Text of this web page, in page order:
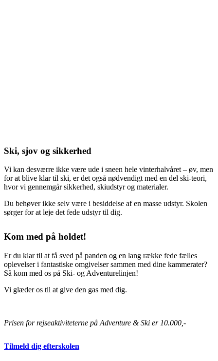
Ski, sjov og sikkerhed
Vi kan desværre ikke være ude i sneen hele vinterhalvåret – øv, men
for at blive klar til ski, er det også nødvendigt med en del ski-teori,
hvor vi gennemgår sikkerhed, skiudstyr og materialer.
Du behøver ikke selv være i besiddelse af en masse udstyr. Skolen
sørger for at leje det fede udstyr til dig.
Kom med på holdet!
Er du klar til at få sved på panden og en lang række fede fælles
oplevelser i fantastiske omgivelser sammen med dine kammerater?
Så kom med os på Ski- og Adventurelinjen!
Vi glæder os til at give den gas med dig.
Prisen for rejseaktiviteterne på Adventure & Ski er 10.000,-
Tilmeld dig efterskolen